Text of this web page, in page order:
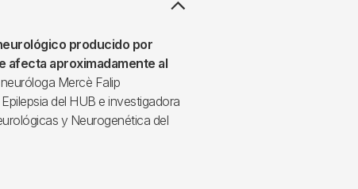
producido por
afecta aproximadamente al
Mercè Falip
del HUB e investigadora
y Neurogenética del